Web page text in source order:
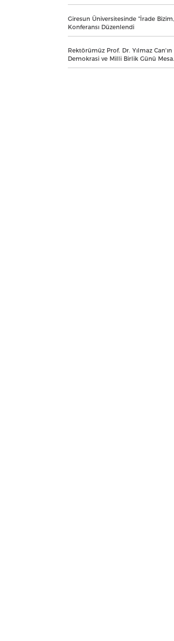
Giresun Üniversitesinde "İrade
Konferansı Düzenlendi
Rektörümüz Prof. Dr. Yılmaz
Demokrasi ve Milli Birlik Günü